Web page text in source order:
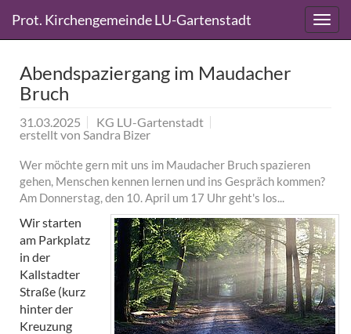
zum
Inhalt
Prot. Kirchengemeinde LU-Gartenstadt
zum
Inhalt
Abendspaziergang im Maudacher
Bruch
31.03.2025
KG LU-Gartenstadt
erstellt von Sandra Bizer
Wer möchte gern mit uns im Maudacher Bruch spazieren
gehen, Menschen kennen lernen und ins Gespräch kommen?
Am Donnerstag, den 10. April um 17 Uhr geht's los...
Wir starten
am Parkplatz
in der
Kallstadter
Straße (kurz
hinter der
Kreuzung